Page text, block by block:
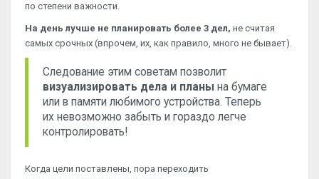
по степени важности.
На день лучше не планировать более 3 дел, не считая
самых срочных (впрочем, их, как правило, много не бывает).
Следование этим советам позволит
визуализировать дела и планы на бумаге
или в памяти любимого устройства. Теперь
их невозможно забыть и гораздо легче
контролировать!
Когда цели поставлены, пора переходить